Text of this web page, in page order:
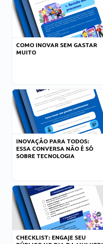
COMO INOVAR SEM GASTAR
MUITO
INOVAÇÃO PARA TODOS:
ESSA CONVERSA NÃO É SÓ
SOBRE TECNOLOGIA
CHECKLIST: ENGAJE SEU